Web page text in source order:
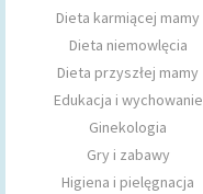
Dieta karmiącej mamy
Dieta niemowlęcia
Dieta przyszłej mamy
Edukacja i wychowanie
Ginekologia
Gry i zabawy
Higiena i pielęgnacja